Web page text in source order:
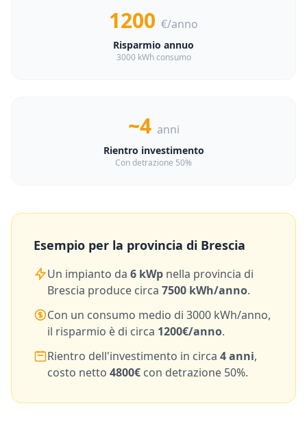
1200 €/anno
Risparmio annuo
3000 kWh consumo
~4 anni
Rientro investimento
Con detrazione 50%
Esempio per la provincia di Brescia
Un impianto da 6 kWp nella provincia di
Brescia produce circa 7500 kWh/anno.
Con un consumo medio di 3000 kWh/anno,
il risparmio è di circa 1200€/anno.
Rientro dell'investimento in circa 4anni,
costo netto 4800€ con detrazione 50%.